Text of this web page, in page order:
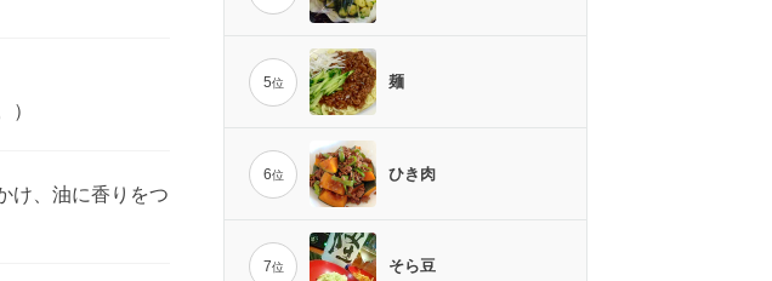
）
け、油に香りをつ
5位 麺
6位 ひき肉
7位 そら豆